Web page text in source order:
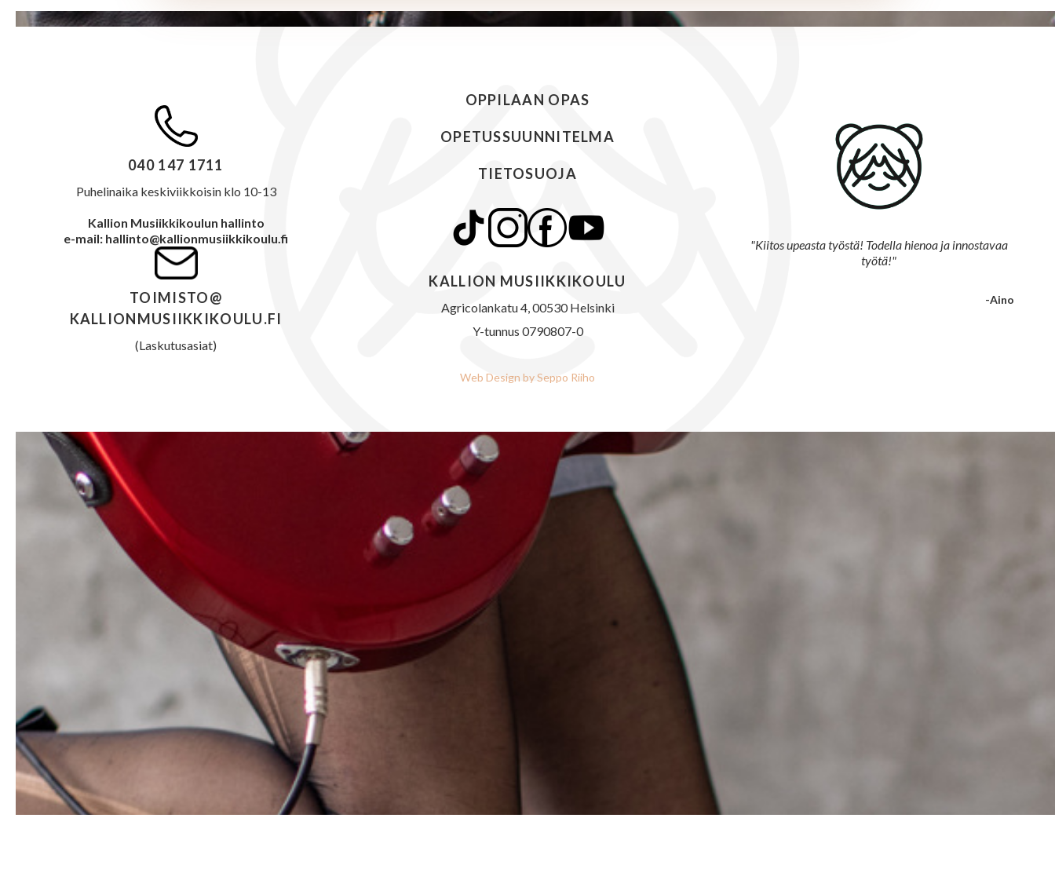
040 147 1711
Puhelinaika keskiviikkoisin klo 10-13
Kallion Musiikkikoulun hallinto
e-mail: hallinto@kallionmusiikkikoulu.fi
TOIMISTO@
KALLIONMUSIIKKIKOULU.FI
(Laskutusasiat)
OPPILAAN OPAS
OPETUSSUUNNITELMA
TIETOSUOJA
KALLION MUSIIKKIKOULU
Agricolankatu 4, 00530 Helsinki
Y-tunnus 0790807-0
Web Design bySeppo Riiho
"Tunnit ovat viikon kohokohtia!"
"Kiitos upeasta työstä! Todella hienoa ja innostavaa
työtä!"
-Aino